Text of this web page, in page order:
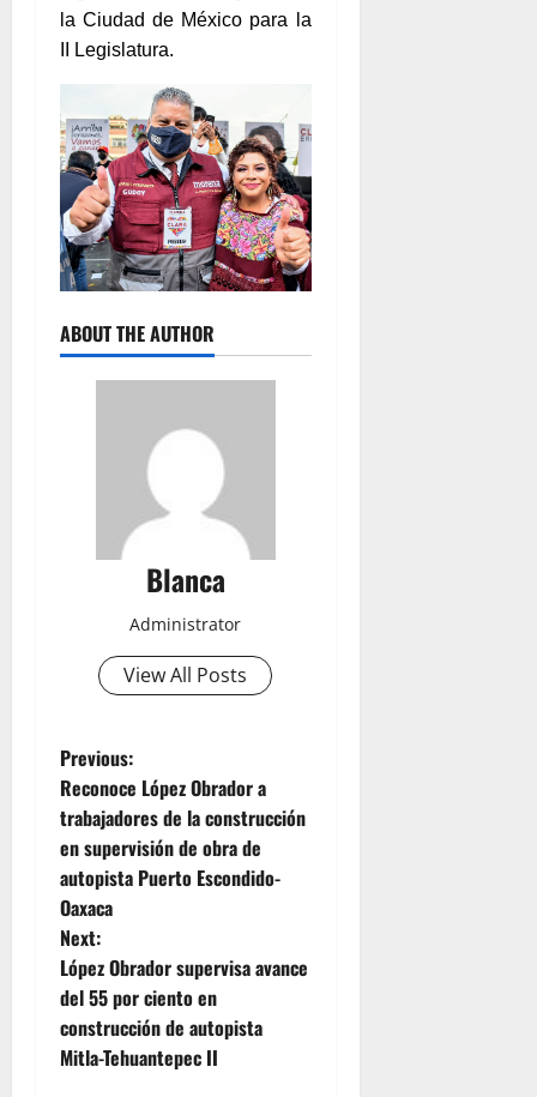
la Ciudad de México para la
II Legislatura.
ABOUT THE AUTHOR
Blanca
Administrator
View All Posts
P
o
s
t
n
a
v
Previous:
Reconoce López Obrador a
trabajadores de la construcción
en supervisión de obra de
autopista Puerto Escondido-
Oaxaca
Next:
López Obrador supervisa avance
del 55 por ciento en
construcción de autopista
Mitla-Tehuantepec II